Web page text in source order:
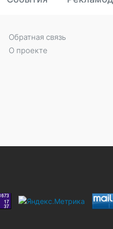
Обратная связь
О проекте